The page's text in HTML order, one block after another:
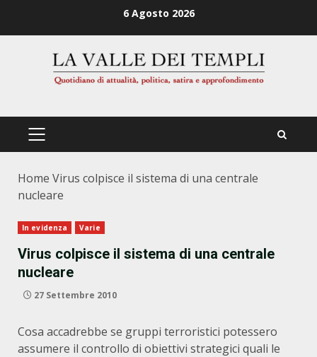
6 Agosto 2026
PRIMÄRES
Home Virus colpisce il sistema di una centrale
nucleare
In evidenza Varie
Virus colpisce il sistema di una centrale
nucleare
27 Settembre 2010
Cosa accadrebbe se gruppi terroristici potessero
assumere il controllo di obiettivi strategici quali le